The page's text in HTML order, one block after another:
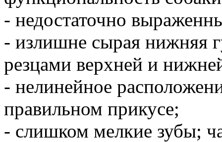
- недостаточно
- излишне сырая нижняя
резцами верхней и
- нелинейное
правильном прикусе;
- слишком мелкие зубы;